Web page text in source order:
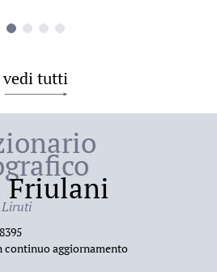
vedi tutti
Friulani
continuo aggiornamento